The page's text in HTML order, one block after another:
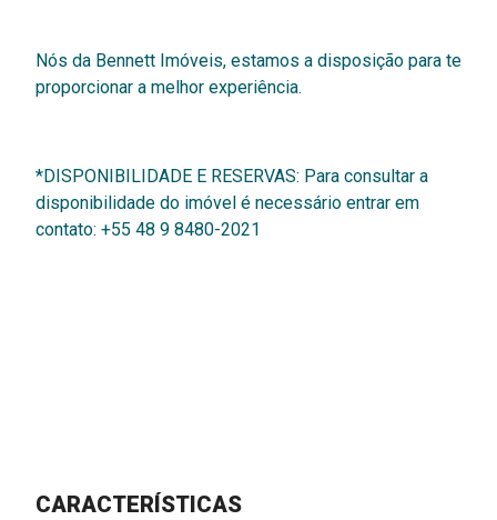
Nós da Bennett Imóveis, estamos a disposição para te
proporcionar a melhor experiência.
*DISPONIBILIDADE E RESERVAS: Para consultar a
disponibilidade do imóvel é necessário entrar em
contato: +55 48 9 8480-2021
CARACTERÍSTICAS